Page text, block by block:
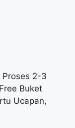
Proses 2-3
Buket
Ucapan,